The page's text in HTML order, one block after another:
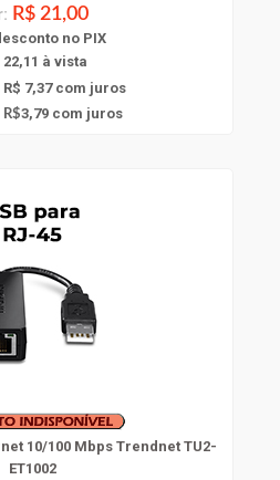
R$ 21,00
no PIX
22,11 à vista
7,37com juros
R$3,79com juros
10/100 Mbps Trendnet TU2-
ET1002